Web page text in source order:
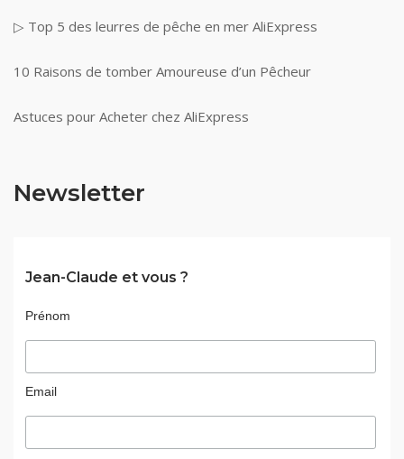
▷ Top 5 des leurres de pêche en mer AliExpress
10 Raisons de tomber Amoureuse d’un Pêcheur
Astuces pour Acheter chez AliExpress
Newsletter
Jean-Claude et vous ?
Prénom
Email